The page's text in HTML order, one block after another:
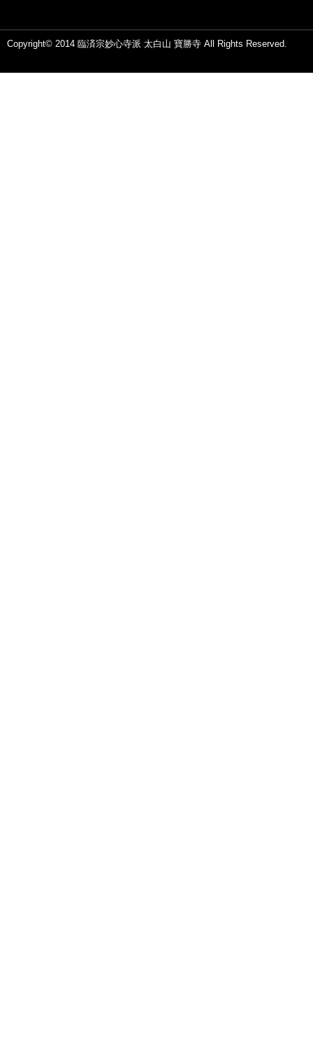
Copyright© 2014 臨済宗妙心寺派 太白山 寶勝寺 All Rights Reserved.